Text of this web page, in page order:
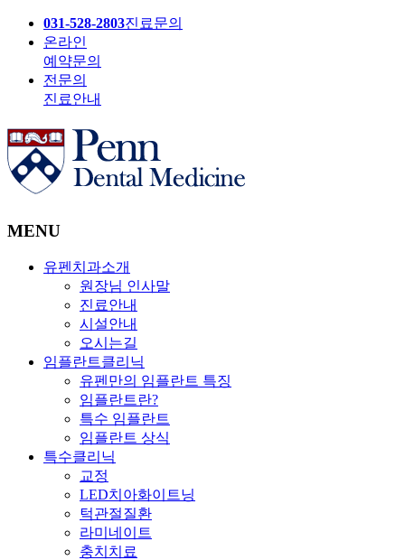
031-528-2803진료문의
온라인
예약문의
전문의
진료안내
MENU
유펜치과소개
원장님 인사말
진료안내
시설안내
오시는길
임플란트클리닉
유펜만의 임플란트 특징
임플란트란?
특수 임플란트
임플란트 상식
특수클리닉
교정
LED치아화이트닝
턱관절질환
라미네이트
충치치료